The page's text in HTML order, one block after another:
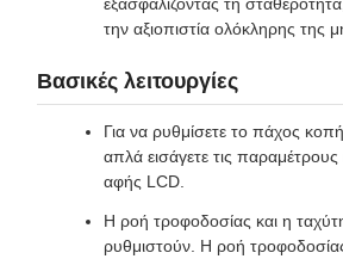
την αξιοπιστία ολόκληρης της
Βασικές λειτουργίες
Για να ρυθμίσετε το πάχος
απλά εισάγετε τις
αφής LCD.
Η ροή τροφοδοσίας και η
ρυθμιστούν. Η ροή